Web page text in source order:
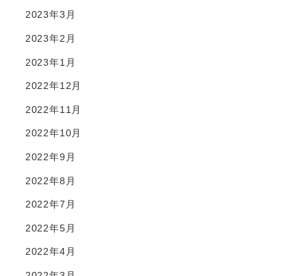
2023年3月
2023年2月
2023年1月
2022年12月
2022年11月
2022年10月
2022年9月
2022年8月
2022年7月
2022年5月
2022年4月